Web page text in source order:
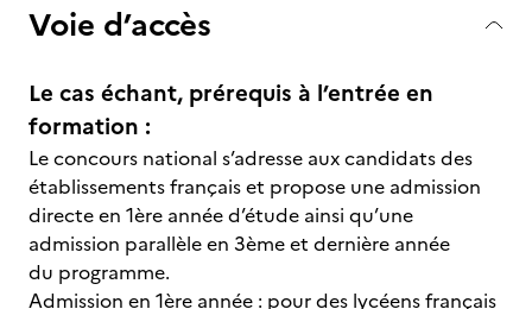
Voie d’accès
Le cas échant, prérequis à l’entrée en
formation :
Le concours national s’adresse aux candidats des
établissements français et propose une admission
directe en 1ère année d’étude ainsi qu’une
admission parallèle en 3ème et dernière année
du programme.
Admission en 1ère année : pour des lycéens français